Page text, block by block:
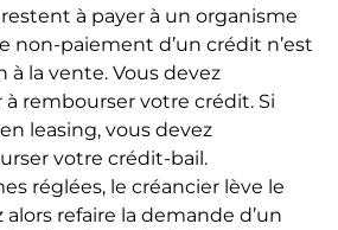
à payer à un organisme
non-paiement d’un crédit n’est
à la vente. Vous devez
rembourser votre crédit. Si
leasing, vous devez
votre crédit-bail.
réglées, le créancier lève le
refaire la demande d’un